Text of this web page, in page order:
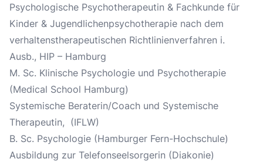
Psychologische Psychotherapeutin & Fachkunde für
Kinder & Jugendlichenpsychotherapie nach dem
verhaltenstherapeutischen Richtlinienverfahren i.
Ausb., HIP – Hamburg
M. Sc. Klinische Psychologie und Psychotherapie
(Medical School Hamburg)
Systemische Beraterin/Coach und Systemische
Therapeutin, (IFLW)
B. Sc. Psychologie (Hamburger Fern-Hochschule)
Ausbildung zur Telefonseelsorgerin (Diakonie)